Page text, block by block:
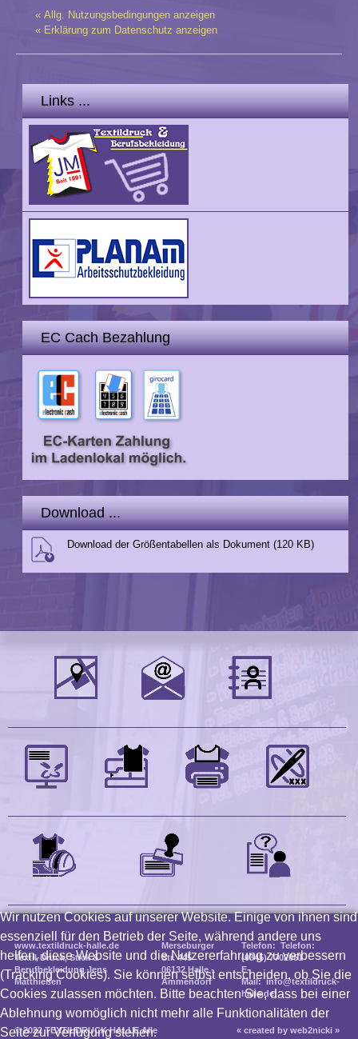
« Allg. Nutzungsbedingungen anzeigen
« Erklärung zum Datenschutz anzeigen
Links ...
EC Cach Bezahlung
Download ...
Download der Größentabellen als Dokument (120 KB)
www.textildruck-halle.de
Textil-Druck, Stick &
Berufbekleidung Jens
Matthießen
Merseburger
Str. 445
06132 Halle -
Ammendorf
Telefon: Telefon:
(0345) 7702051
E-
Mail: info@textildruck-
halle.de
© 2022 TEXTILDRUCK HALLE Alle
« created by web2nicki »
Wir nutzen Cookies auf unserer Website. Einige von ihnen sind
essenziell für den Betrieb der Seite, während andere uns
helfen, diese Website und die Nutzererfahrung zu verbessern
(Tracking Cookies). Sie können selbst entscheiden, ob Sie die
Cookies zulassen möchten. Bitte beachten Sie, dass bei einer
Ablehnung womöglich nicht mehr alle Funktionalitäten der
Seite zur Verfügung stehen.